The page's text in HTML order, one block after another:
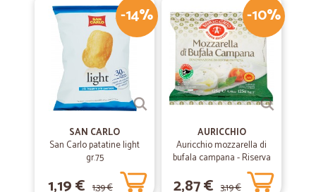
-14%
SAN CARLO
San Carlo patatine light
gr.75
1,19 € 1,39 €
-10%
AURICCHIO
Auricchio mozzarella di
bufala campana - Riserva
esclusiva gr.125
2,87 € 3,19 €